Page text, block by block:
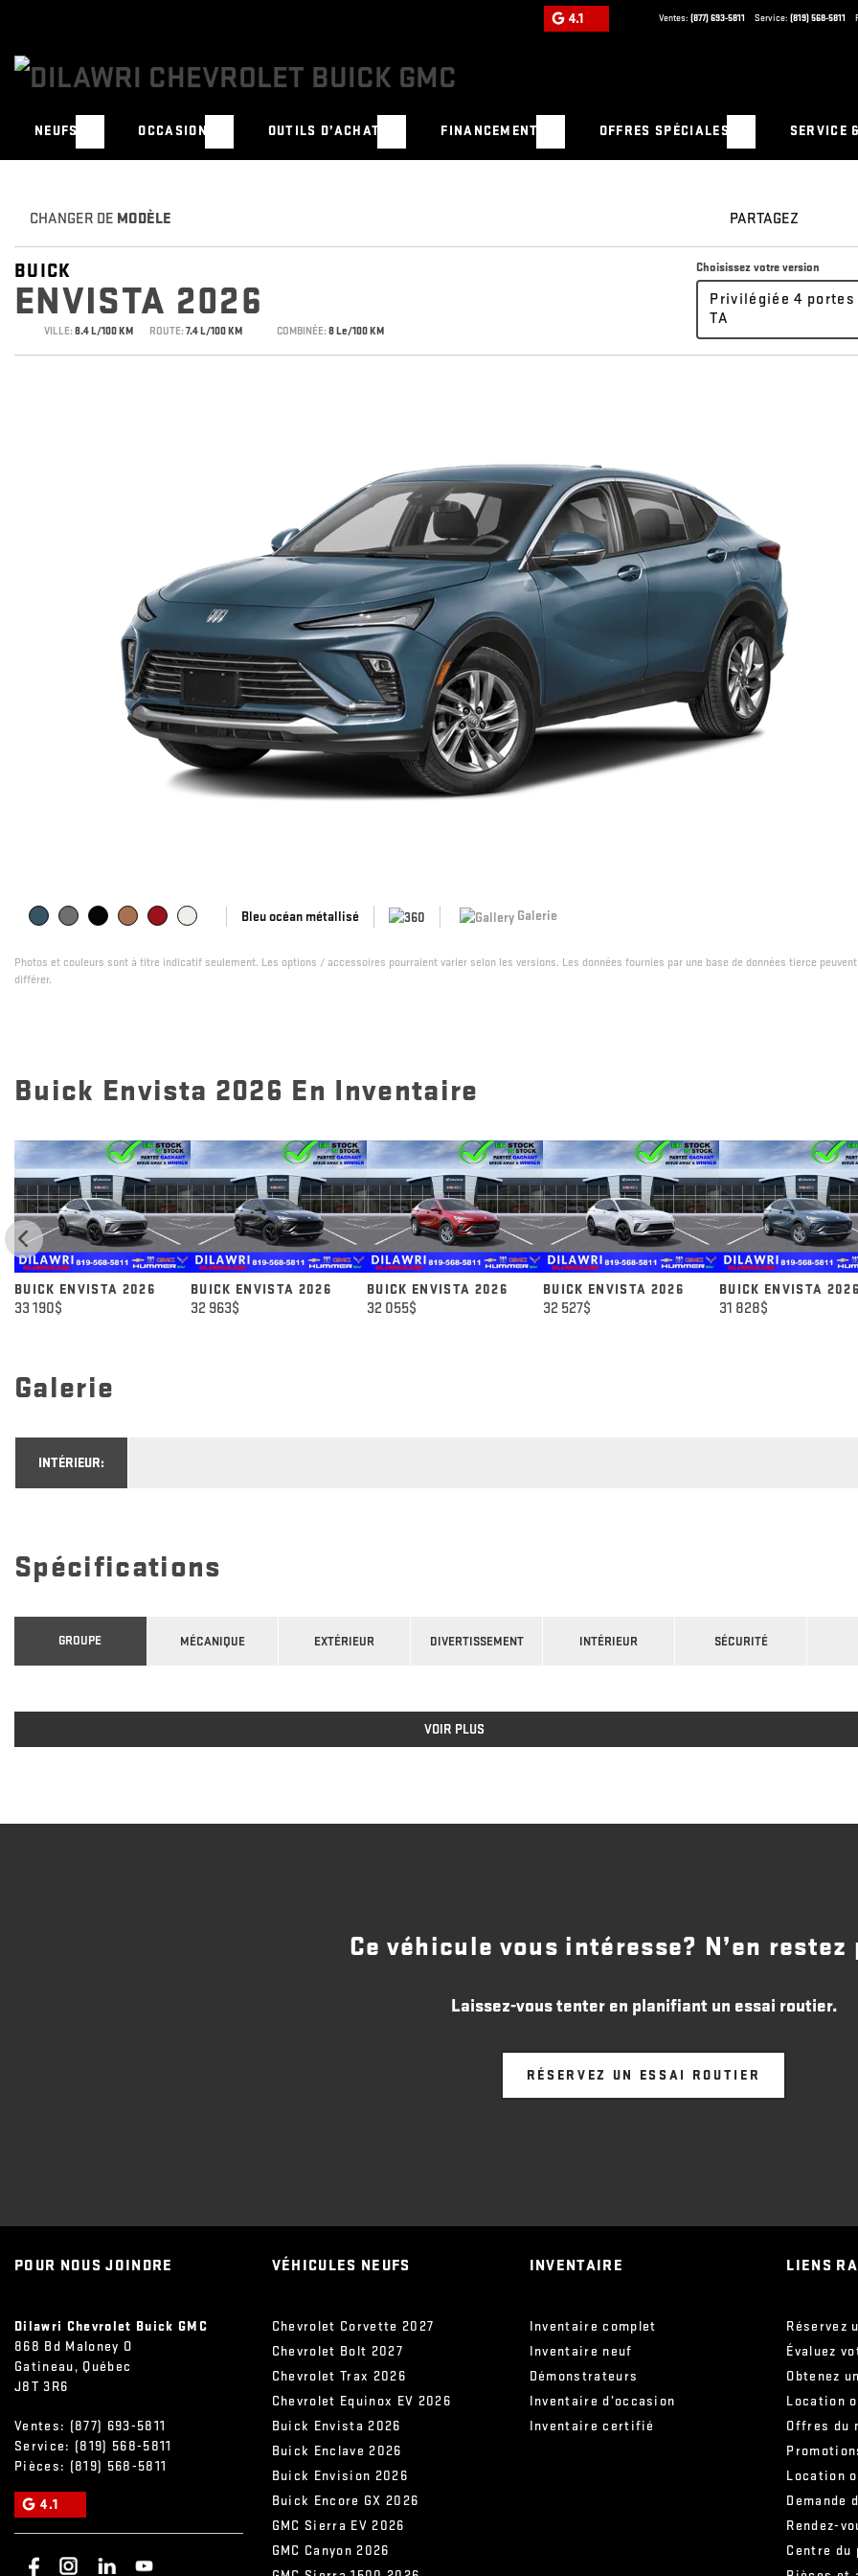
4.1 Ventes: (877) 693-5811 Service: (819) 568-5811
NEUFS OCCASION OUTILS D’ACHAT FINANCEMENT OFFRES SPÉCIALES SERVICE
CHANGER DE MODÈLE PARTAGEZ
BUICK
ENVISTA 2026
VILLE:8.4 L/100 KM ROUTE:7.4 L/100 KM COMBINÉE:8 Le/100 KM
Choisissez votre version
Privilégiée 4 portes
TA
Bleu océan métallisé Galerie
Photos et couleurs sont à titre indicatif seulement. Les options / accessoires pourraient varier selon les versions. Les données fournies par une base de données tierce peuvent
différer.
Buick Envista 2026 En Inventaire
BUICK ENVISTA 2026
33 190$
BUICK ENVISTA 2026
32 963$
BUICK ENVISTA 2026
32 055$
BUICK ENVISTA 2026
32 527$
BUICK ENVISTA 2026
31 828$
Galerie
INTÉRIEUR:
Spécifications
GROUPE MÉCANIQUE EXTÉRIEUR DIVERTISSEMENT INTÉRIEUR SÉCURITÉ
VOIR PLUS
Ce véhicule vous intéresse? N’en restez
Laissez-vous tenter en planifiant un essai routier.
RÉSERVEZ UN ESSAI ROUTIER
POUR NOUS JOINDRE
Dilawri Chevrolet Buick GMC
868 Bd Maloney O
Gatineau, Québec
J8T 3R6
Ventes: (877) 693-5811
Service: (819) 568-5811
Pièces: (819) 568-5811
4.1
VÉHICULES NEUFS
Chevrolet Corvette 2027
Chevrolet Bolt 2027
Chevrolet Trax 2026
Chevrolet Equinox EV 2026
Buick Envista 2026
Buick Enclave 2026
Buick Envision 2026
Buick Encore GX 2026
GMC Sierra EV 2026
GMC Canyon 2026
INVENTAIRE
Inventaire complet
Inventaire neuf
Démonstrateurs
Inventaire d’occasion
Inventaire certifié
LIENS
Réservez
Évaluez
Obtenez
Location
Offres du
Location
Demande
Rendez-
Centre du